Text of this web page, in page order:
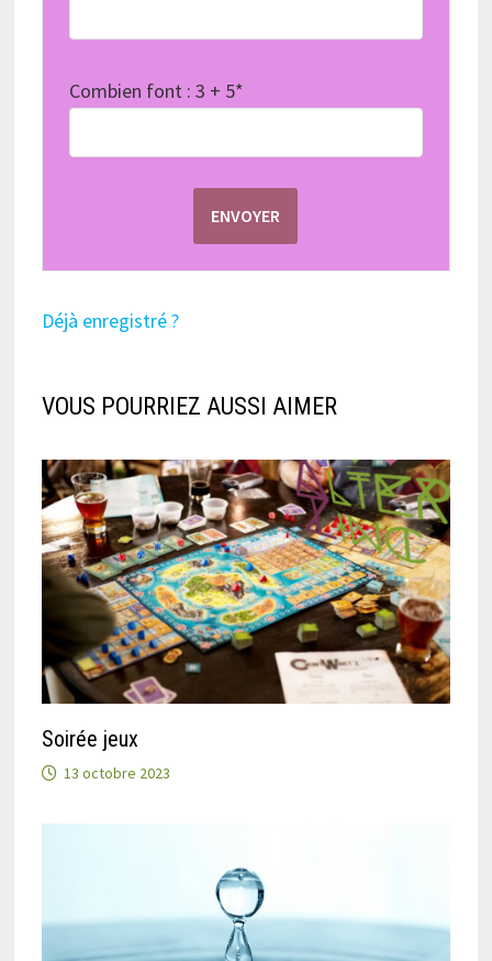
Combien font : 3 + 5*
Déjà enregistré ?
VOUS POURRIEZ AUSSI AIMER
Soirée jeux
13 octobre 2023